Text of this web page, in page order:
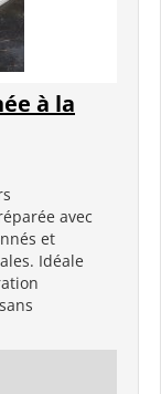
à la
avec
et
Idéale